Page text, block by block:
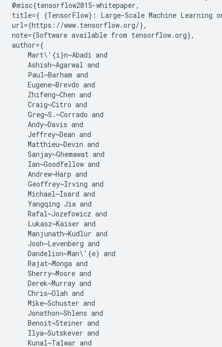
@misc{tensorflow2015-whitepaper,
title={ {TensorFlow}: Large-Scale Machine Learning
url={https://www.tensorflow.org/},
note={Software available from tensorflow.org},
author={
    Mart\'{i}n~Abadi and
    Ashish~Agarwal and
    Paul~Barham and
    Eugene~Brevdo and
    Zhifeng~Chen and
    Craig~Citro and
    Greg~S.~Corrado and
    Andy~Davis and
    Jeffrey~Dean and
    Matthieu~Devin and
    Sanjay~Ghemawat and
    Ian~Goodfellow and
    Andrew~Harp and
    Geoffrey~Irving and
    Michael~Isard and
    Yangqing Jia and
    Rafal~Jozefowicz and
    Lukasz~Kaiser and
    Manjunath~Kudlur and
    Josh~Levenberg and
    Dandelion~Man\'{e} and
    Rajat~Monga and
    Sherry~Moore and
    Derek~Murray and
    Chris~Olah and
    Mike~Schuster and
    Jonathon~Shlens and
    Benoit~Steiner and
    Ilya~Sutskever and
    Kunal~Talwar and